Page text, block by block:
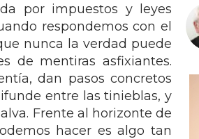
por impuestos y leyes
respondemos con el
nunca la verdad puede
de mentiras asfixiantes.
dan pasos concretos
entre las tinieblas, y
Frente al horizonte de
hacer es algo tan